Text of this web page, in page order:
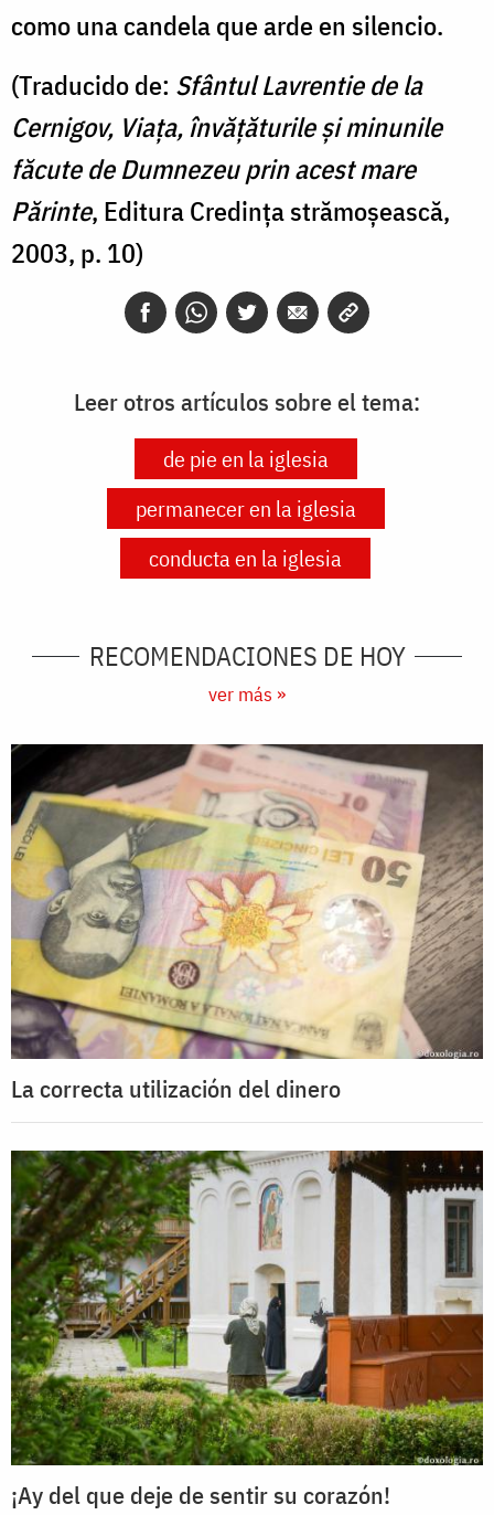
como una candela que arde en silencio.
(Traducido de: Sfântul Lavrentie de la
Cernigov, Viața, învățăturile și minunile
făcute de Dumnezeu prin acest mare
Părinte, Editura Credința strămoșească,
2003, p. 10)
Leer otros artículos sobre el tema:
de pie en la iglesia
permanecer en la iglesia
conducta en la iglesia
RECOMENDACIONES DE HOY
ver más »
La correcta utilización del dinero
¡Ay del que deje de sentir su corazón!